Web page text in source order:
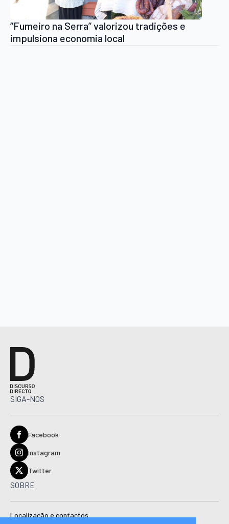
“Fumeiro na Serra” valorizou tradições e
impulsiona economia local
SIGA-NOS
Facebook
Instagram
Twitter
SOBRE
Localização e contactos